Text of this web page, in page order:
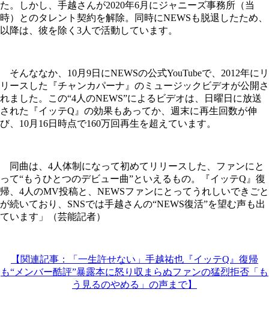
た。しかし、手越さんが2020年6月にジャニーズ事務所（当
時）とのタレント契約を解除。同時にNEWSも脱退したため、
以降は、彼を除く3人で活動しています。
そんななか、10月9日にNEWSの公式YouTubeで、2012年にリ
リースした『チャンカパーナ』のミュージックビデオが公開さ
れました。この“4人のNEWS”によるビデオは、日曜日に放送
された『イッテQ』の効果もあってか、週末に再生回数が伸
び、10月16日時点で160万回再生を超えています。
同曲は、4人体制になって初めてリリースした、ファンにと
って“もうひとつのデビュー曲”といえるもの。『イッテQ』復
帰、4人のMV投稿と、NEWSファンにとってうれしいできごと
が続いており、SNSでは手越さんの“NEWS復活”を望む声も出
ています」（芸能記者）
【関連記事：「一生許せない」手越祐也『イッテQ』復帰
も“メンバー酷評”暴露本に怒り収まらぬファンの猛烈拒否「も
う見るのやめる」の声まで】